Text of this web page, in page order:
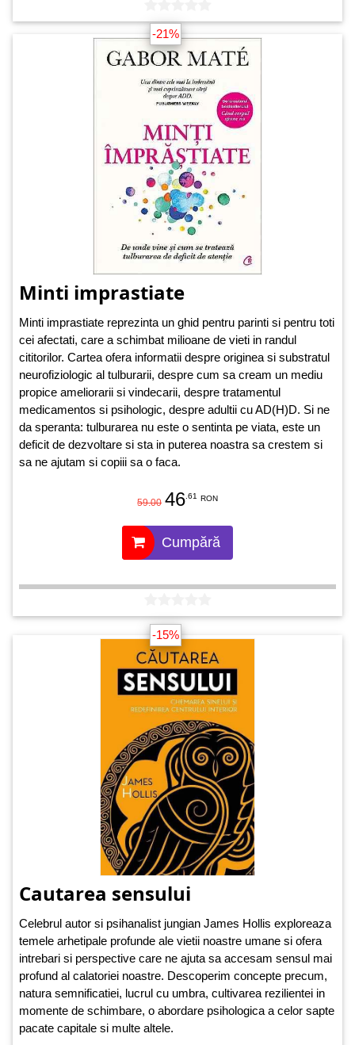
-21%
Minti imprastiate
Minti imprastiate reprezinta un ghid pentru parinti si pentru toti
cei afectati, care a schimbat milioane de vieti in randul
cititorilor. Cartea ofera informatii despre originea si substratul
neurofiziologic al tulburarii, despre cum sa cream un mediu
propice ameliorarii si vindecarii, despre tratamentul
medicamentos si psihologic, despre adultii cu AD(H)D. Si ne
da speranta: tulburarea nu este o sentinta pe viata, este un
deficit de dezvoltare si sta in puterea noastra sa crestem si
sa ne ajutam si copiii sa o faca.
59.00 46 .61 RON
Cumpără
-15%
Cautarea sensului
Celebrul autor si psihanalist jungian James Hollis exploreaza
temele arhetipale profunde ale vietii noastre umane si ofera
intrebari si perspective care ne ajuta sa accesam sensul mai
profund al calatoriei noastre. Descoperim concepte precum,
natura semnificatiei, lucrul cu umbra, cultivarea rezilientei in
momente de schimbare, o abordare psihologica a celor sapte
pacate capitale si multe altele.